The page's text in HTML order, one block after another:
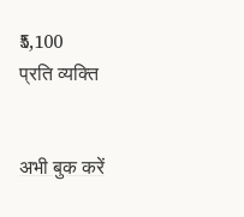
₹5,100
प्रति व्यक्ति
अभी बुक करें